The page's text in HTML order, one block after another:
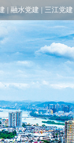
融水党建 三江党建